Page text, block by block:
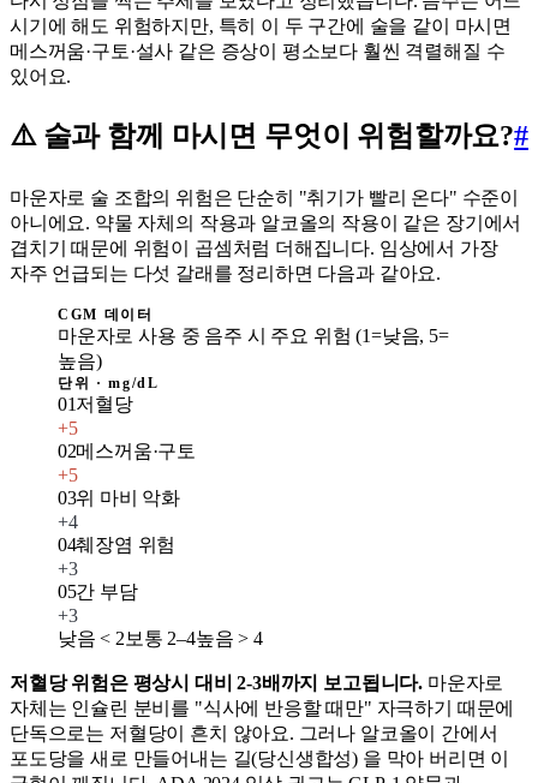
시기에 해도 위험하지만, 특히 이 두 구간에 술을 같이 마시면
메스꺼움·구토·설사 같은 증상이 평소보다 훨씬 격렬해질 수
있어요.
⚠️ 술과 함께 마시면 무엇이 위험할까요?#
마운자로 술 조합의 위험은 단순히 "취기가 빨리 온다" 수준이
아니에요. 약물 자체의 작용과 알코올의 작용이 같은 장기에서
겹치기 때문에 위험이 곱셈처럼 더해집니다. 임상에서 가장
자주 언급되는 다섯 갈래를 정리하면 다음과 같아요.
CGM 데이터
마운자로 사용 중 음주 시 주요 위험 (1=낮음, 5=
높음)
단위 ·mg/dL
01저혈당
+5
02메스꺼움·구토
+5
03위 마비 악화
+4
04췌장염 위험
+3
05간 부담
+3
낮음 < 2보통 2–4높음 > 4
저혈당 위험은 평상시 대비 2-3배까지 보고됩니다. 마운자로
자체는 인슐린 분비를 "식사에 반응할 때만" 자극하기 때문에
단독으로는 저혈당이 흔치 않아요. 그러나 알코올이 간에서
포도당을 새로 만들어내는 길(당신생합성) 을 막아 버리면 이